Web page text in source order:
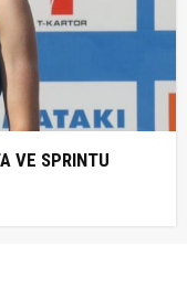
VE SPRINTU